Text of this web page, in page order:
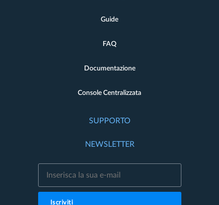
Guide
FAQ
Documentazione
Console Centralizzata
SUPPORTO
NEWSLETTER
Iscriviti